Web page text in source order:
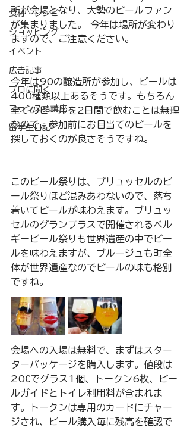
食材・レシピ
ショッピング
イベント
広告記事
プロに聞く
フランス語講座
留学生日記
所が会場となり、大勢のビールファン
が集まりました。 今年は場所が変わり
ますので、ご注意ください。
今年は90の醸造所が参加し、ビールは
400種類以上あるそうです。もちろん
全てのビールを2日間で飲むことは無理
なので、参加前にお目当てのビールを
探しておくのが良さそうですね。
このビール祭りは、ブリュッセルのビ
ール祭りほど混みあわないので、落ち
着いてビールが味わえます。ブリュッ
セルのグランプラスで開催されるベル
ギービール祭りも世界遺産の中でビー
ルを味わえますが、ブルージュも町全
体が世界遺産なのでビールの味も格別
ですね。
会場への入場は無料で、まずはスター
ターパッケージを購入します。値段は
20€でグラス1個、トークン6枚、ビー
ルガイドとトイレ利用料が含まれま
す。トークンは専用のカードにチャー
ジされ、ビール購入毎に残高を確認で